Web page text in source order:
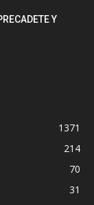
Y
1371
214
70
31